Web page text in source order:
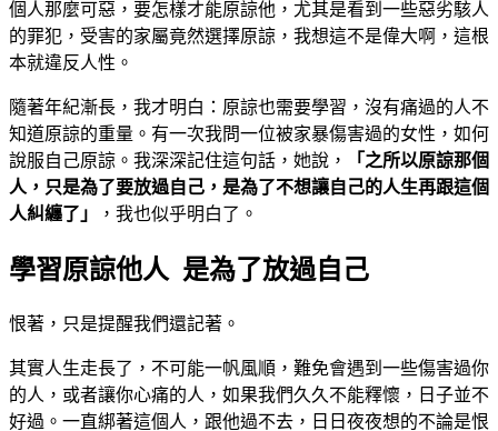
個人那麼可惡，要怎樣才能原諒他，尤其是看到一些惡劣駭人
的罪犯，受害的家屬竟然選擇原諒，我想這不是偉大啊，這根
本就違反人性。
隨著年紀漸長，我才明白：原諒也需要學習，沒有痛過的人不
知道原諒的重量。有一次我問一位被家暴傷害過的女性，如何
說服自己原諒。我深深記住這句話，她說，
「之所以原諒那個
人，只是為了要放過自己，是為了不想讓自己的人生再跟這個
人糾纏了」
，我也似乎明白了。
學習原諒他人 是為了放過自己
恨著，只是提醒我們還記著。
其實人生走長了，不可能一帆風順，難免會遇到一些傷害過你
的人，或者讓你心痛的人，如果我們久久不能釋懷，日子並不
好過。一直綁著這個人，跟他過不去，日日夜夜想的不論是恨